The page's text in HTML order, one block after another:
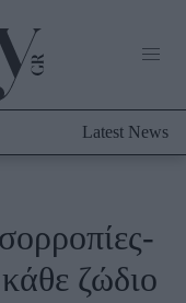
Latest News
ζώδιο